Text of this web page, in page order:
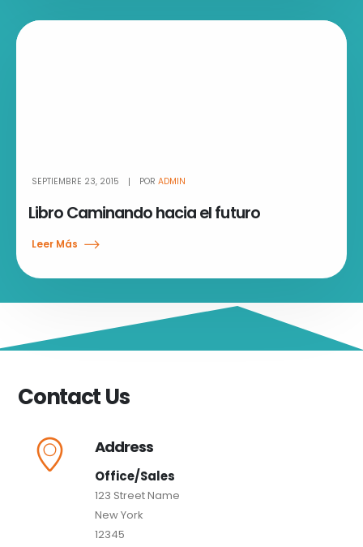
SEPTIEMBRE 23, 2015 POR ADMIN
Libro Caminando hacia el futuro
Leer Más
Contact Us
Address
Office/Sales
123 Street Name
New York
12345